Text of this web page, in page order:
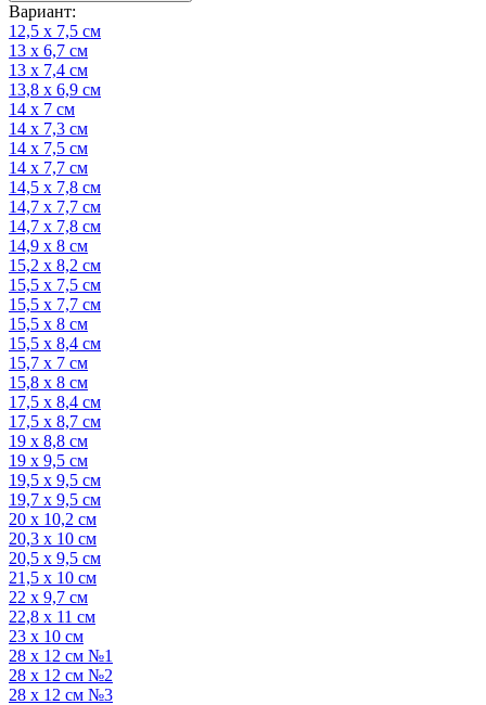
Вариант:
12,5 х 7,5 см
13 х 6,7 см
13 х 7,4 см
13,8 х 6,9 см
14 х 7 см
14 х 7,3 см
14 х 7,5 см
14 х 7,7 см
14,5 х 7,8 см
14,7 х 7,7 см
14,7 х 7,8 см
14,9 х 8 см
15,2 х 8,2 см
15,5 х 7,5 см
15,5 х 7,7 см
15,5 х 8 см
15,5 х 8,4 см
15,7 х 7 см
15,8 х 8 см
17,5 х 8,4 см
17,5 х 8,7 см
19 х 8,8 см
19 х 9,5 см
19,5 х 9,5 см
19,7 х 9,5 см
20 х 10,2 см
20,3 х 10 см
20,5 х 9,5 см
21,5 х 10 см
22 х 9,7 см
22,8 х 11 см
23 х 10 см
28 х 12 см №1
28 х 12 см №2
28 х 12 см №3